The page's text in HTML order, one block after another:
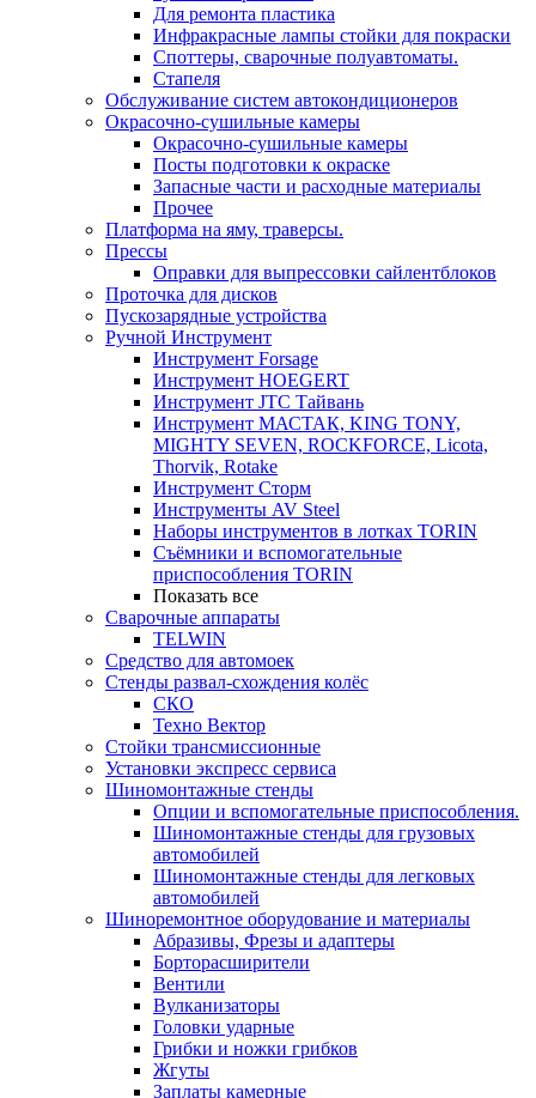
Для ремонта пластика
Инфракрасные лампы стойки для покраски
Споттеры, сварочные полуавтоматы.
Стапеля
Обслуживание систем автокондиционеров
Окрасочно-сушильные камеры
Окрасочно-сушильные камеры
Посты подготовки к окраске
Запасные части и расходные материалы
Прочее
Платформа на яму, траверсы.
Прессы
Оправки для выпрессовки сайлентблоков
Проточка для дисков
Пускозарядные устройства
Ручной Инструмент
Инструмент Forsage
Инструмент HOEGERT
Инструмент JTC Тайвань
Инструмент МАСТАК, KING TONY,
MIGHTY SEVEN, ROCKFORCE, Licota,
Thorvik, Rotake
Инструмент Сторм
Инструменты AV Steel
Наборы инструментов в лотках TORIN
Съёмники и вспомогательные
приспособления TORIN
Показать все
Сварочные аппараты
TELWIN
Средство для автомоек
Стенды развал-схождения колёс
СКО
Техно Вектор
Стойки трансмиссионные
Установки экспресс сервиса
Шиномонтажные стенды
Опции и вспомогательные приспособления.
Шиномонтажные стенды для грузовых
автомобилей
Шиномонтажные стенды для легковых
автомобилей
Шиноремонтное оборудование и материалы
Абразивы, Фрезы и адаптеры
Борторасширители
Вентили
Вулканизаторы
Головки ударные
Грибки и ножки грибков
Жгуты
Заплаты камерные